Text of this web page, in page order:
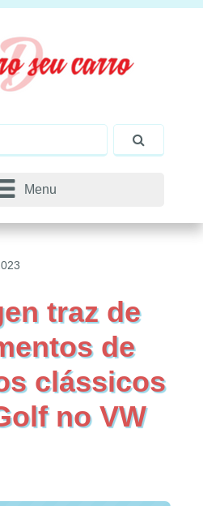
Menu
traz de
de
clássicos
no VW